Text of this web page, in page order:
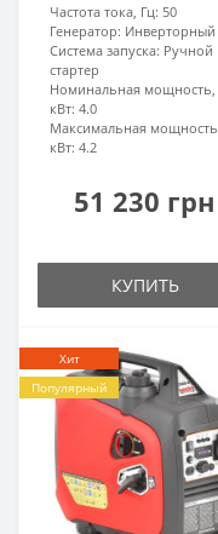
Частота тока, Гц: 50
Генератор: Инверторный
Система запуска: Ручной
стартер
Номинальная мощность,
кВт: 4.0
Максимальная мощность,
кВт: 4.2
51 230 грн
КУПИТЬ
Хит
Популярный